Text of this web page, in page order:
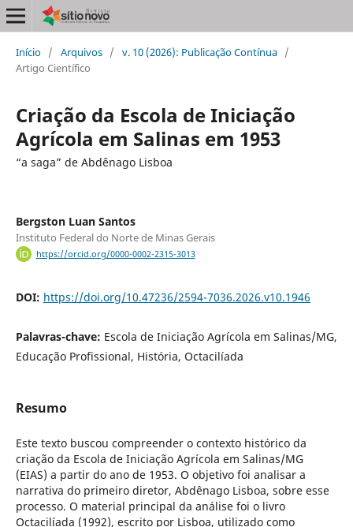
Início / Arquivos / v. 10 (2026): Publicação Contínua /
Artigo Científico
Criação da Escola de Iniciação
Agrícola em Salinas em 1953
“a saga” de Abdênago Lisboa
Bergston Luan Santos
Instituto Federal do Norte de Minas Gerais
https://orcid.org/0000-0002-2315-3013
DOI: https://doi.org/10.47236/2594-7036.2026.v10.1946
Palavras-chave: Escola de Iniciação Agrícola em Salinas/MG,
Educação Profissional, História, Octacilíada
Resumo
Este texto buscou compreender o contexto histórico da
criação da Escola de Iniciação Agrícola em Salinas/MG
(EIAS) a partir do ano de 1953. O objetivo foi analisar a
narrativa do primeiro diretor, Abdênago Lisboa, sobre esse
processo. O material principal da análise foi o livro
Octacilíada (1992), escrito por Lisboa, utilizado como